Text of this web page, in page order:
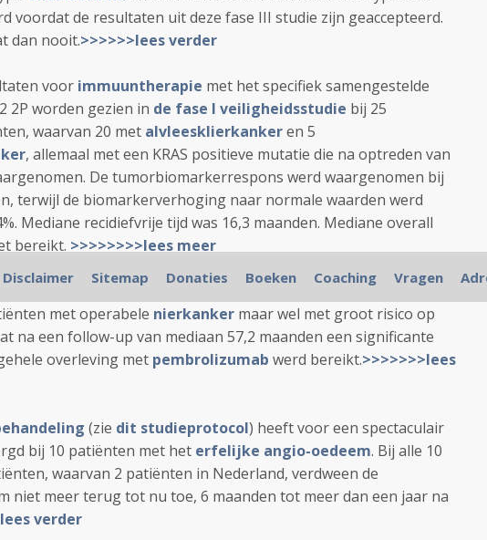
voordat de resultaten uit deze fase III studie zijn geaccepteerd.
dan nooit.>>>>>>lees verder
voor immuuntherapie met het specifiek samengestelde
2P worden gezien in de fase I veiligheidsstudie bij 25
waarvan 20 met alvleesklierkankeren 5
, allemaal met een KRAS positieve mutatie die na optreden van
De tumorbiomarkerrespons werd waargenomen bij
terwijl de biomarkerverhoging naar normale waarden werd
Mediane recidiefvrije tijd was 16,3 maanden. Mediane overall
bereikt. >>>>>>>>lees meer
van de Keynote-564 studie
(een placebo gecontroleerde
met operabele nierkanker maar wel met groot risico op
na een follow-up van mediaan 57,2 maanden een significante
overleving met pembrolizumab werd bereikt.>>>>>>>lees
(zie dit studieprotocol) heeft voor een spectaculair
bij 10 patiënten met het erfelijke angio-oedeem. Bij alle 10
waarvan 2 patiënten in Nederland, verdween de
niet meer terug tot nu toe, 6 maanden tot meer dan een jaar na
verder
Disclaimer Sitemap Donaties Boeken Coaching Vragen